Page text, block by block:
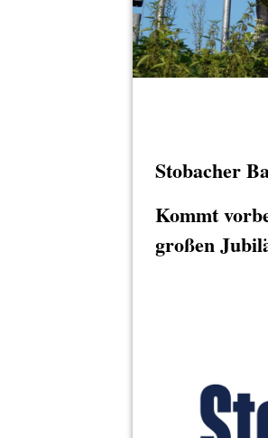
Stobacher
Kommt
großen